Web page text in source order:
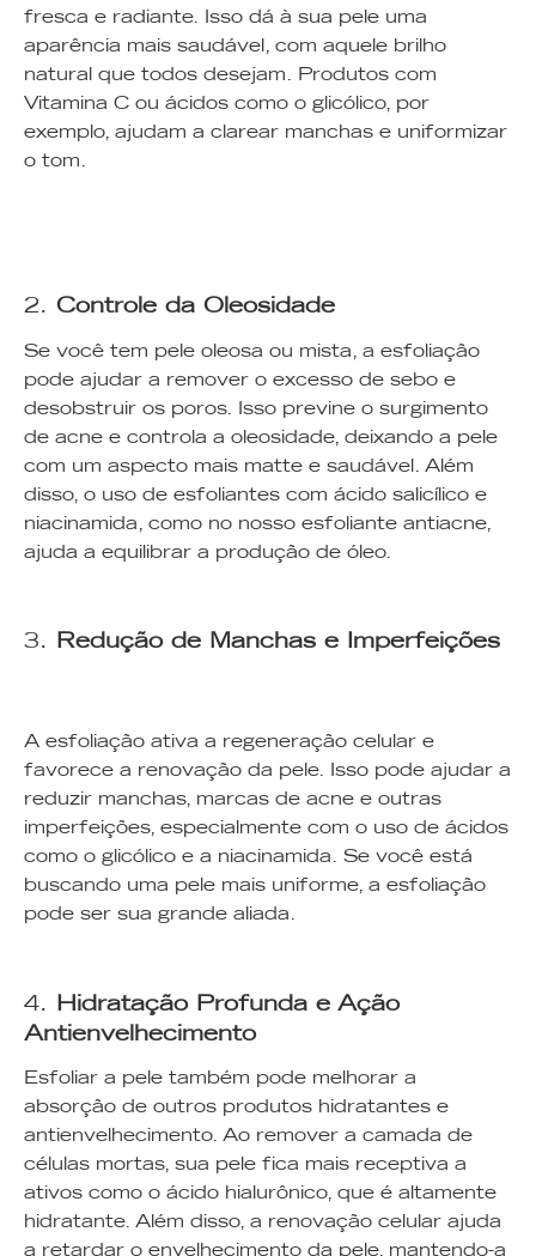
fresca e radiante. Isso dá à sua pele uma
aparência mais saudável, com aquele brilho
natural que todos desejam. Produtos com
Vitamina C ou ácidos como o glicólico, por
exemplo, ajudam a clarear manchas e uniformizar
o tom.
2. Controle da Oleosidade
Se você tem pele oleosa ou mista, a esfoliação
pode ajudar a remover o excesso de sebo e
desobstruir os poros. Isso previne o surgimento
de acne e controla a oleosidade, deixando a pele
com um aspecto mais matte e saudável. Além
disso, o uso de esfoliantes com ácido salicílico e
niacinamida, como no nosso esfoliante antiacne,
ajuda a equilibrar a produção de óleo.
3. Redução de Manchas e Imperfeições
A esfoliação ativa a regeneração celular e
favorece a renovação da pele. Isso pode ajudar a
reduzir manchas, marcas de acne e outras
imperfeições, especialmente com o uso de ácidos
como o glicólico e a niacinamida. Se você está
buscando uma pele mais uniforme, a esfoliação
pode ser sua grande aliada.
4. Hidratação Profunda e Ação
Antienvelhecimento
Esfoliar a pele também pode melhorar a
absorção de outros produtos hidratantes e
antienvelhecimento. Ao remover a camada de
células mortas, sua pele fica mais receptiva a
ativos como o ácido hialurônico, que é altamente
hidratante. Além disso, a renovação celular ajuda
a retardar o envelhecimento da pele, mantendo-a